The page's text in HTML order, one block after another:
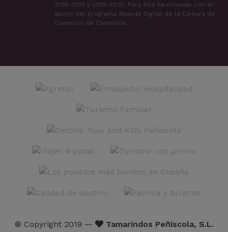
2018-2019 y 2019-2020. Para ello ha contado con el
apoyo del programa Xpande Digital de la Cámara de
Comercio de Castellón.
® Copyright 2019 — Tamarindos Peñíscola, S.L.